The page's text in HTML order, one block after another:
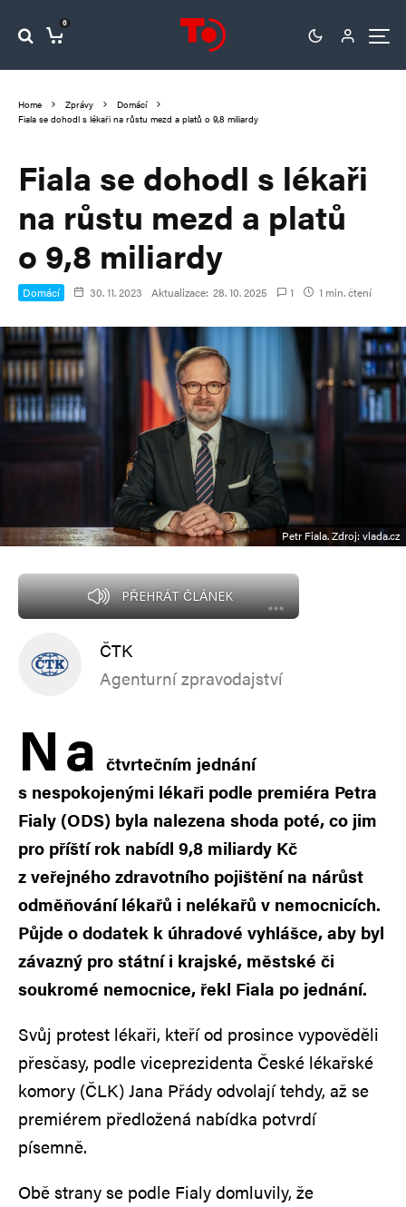
0
Home Zprávy
Domácí
Fiala se dohodl s lékaři na růstu mezd a platů o 9,8 miliardy
Fiala se dohodl s lékaři
na růstu mezd a platů
o 9,8 miliardy
Domácí 30. 11. 2023 Aktualizace: 28. 10. 2025 1 1 min. čtení
Petr Fiala. Zdroj: vlada.cz
PŘEHRÁT ČLÁNEK
ČTK
Agenturní zpravodajství
Na čtvrtečním jednání
s nespokojenými lékaři podle premiéra Petra
Fialy (ODS) byla nalezena shoda poté, co jim
pro příští rok nabídl 9,8 miliardy Kč
z veřejného zdravotního pojištění na nárůst
odměňování lékařů i nelékařů v nemocnicích.
Půjde o dodatek k úhradové vyhlášce, aby byl
závazný pro státní i krajské, městské či
soukromé nemocnice, řekl Fiala po jednání.
Svůj protest lékaři, kteří od prosince vypověděli
přesčasy, podle viceprezidenta České lékařské
komory (ČLK) Jana Přády odvolají tehdy, až se
premiérem předložená nabídka potvrdí
písemně.
Obě strany se podle Fialy domluvily, že